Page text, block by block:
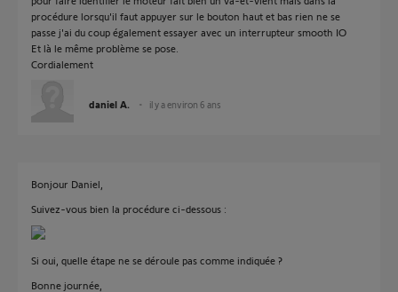
procédure lorsqu'il faut appuyer sur le bouton haut et bas rien ne se
passe j'ai du coup également essayer avec un interrupteur smooth IO
Et là le même problème se pose.
Cordialement
daniel A. il y a environ 6 ans
Bonjour Daniel,
Suivez-vous bien la procédure ci-dessous :
Si oui, quelle étape ne se déroule pas comme indiquée ?
Bonne journée,